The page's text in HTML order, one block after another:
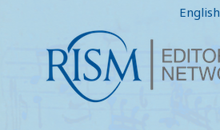
English